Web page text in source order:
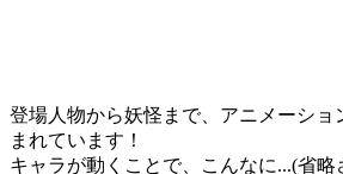
登場人物から妖怪まで、アニメーショ
まれています！
キャラが動くことで、こんなに...(省略